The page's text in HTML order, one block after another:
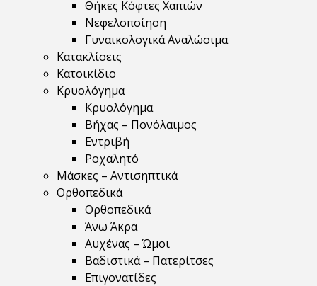
Θήκες Κόφτες Χαπιών
Νεφελοποίηση
Γυναικολογικά Αναλώσιμα
Κατακλίσεις
Κατοικίδιο
Κρυολόγημα
Κρυολόγημα
Βήχας – Πονόλαιμος
Εντριβή
Ροχαλητό
Μάσκες – Αντισηπτικά
Ορθοπεδικά
Ορθοπεδικά
Άνω Άκρα
Αυχένας – Ώμοι
Βαδιστικά – Πατερίτσες
Επιγονατίδες